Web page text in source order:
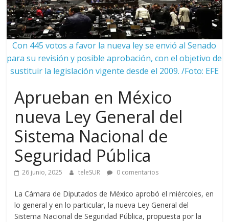
Con 445 votos a favor la nueva ley se envió al Senado
para su revisión y posible aprobación, con el objetivo de
sustituir la legislación vigente desde el 2009. /Foto: EFE
Aprueban en México
nueva Ley General del
Sistema Nacional de
Seguridad Pública
26 junio, 2025 teleSUR 0 comentarios
La Cámara de Diputados de México aprobó el miércoles, en
lo general y en lo particular, la nueva Ley General del
Sistema Nacional de Seguridad Pública, propuesta por la